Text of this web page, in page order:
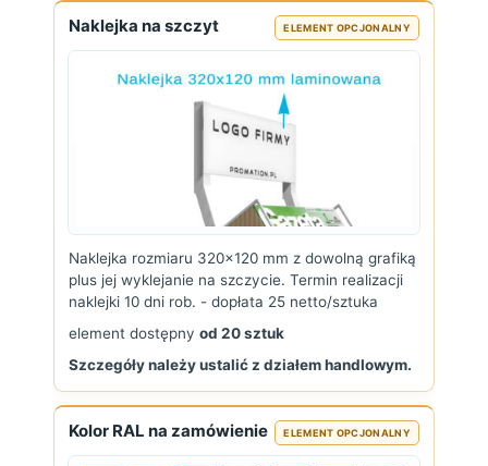
Naklejka na szczyt ELEMENT OPCJONALNY
Naklejka rozmiaru 320x120 mm z dowolną grafiką
plus jej wyklejanie na szczycie. Termin realizacji
naklejki 10 dni rob. - dopłata 25 netto/sztuka
element dostępny od 20 sztuk
Szczegóły należy ustalić z działem handlowym.
Kolor RAL na zamówienie ELEMENT OPCJONALNY